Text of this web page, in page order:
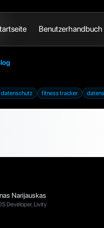
Benutzerhandbuch
fitness tracker
Narijauskas
Developer, Livity